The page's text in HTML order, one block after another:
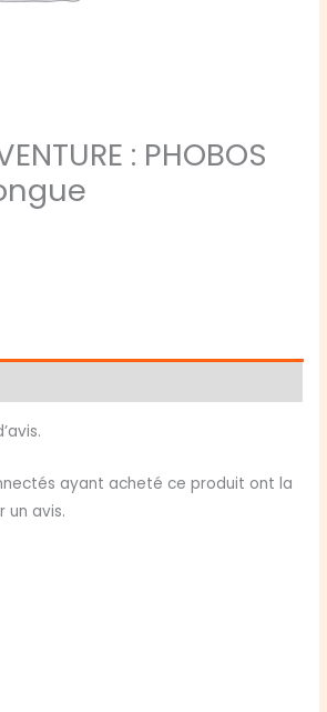
: PHOBOS
ayant acheté ce produit ont la
un avis.